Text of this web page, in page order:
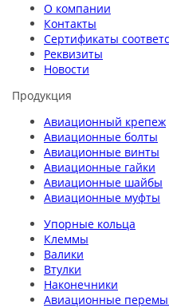
О компании
Контакты
Сертификаты
Реквизиты
Новости
Продукция
Авиационный крепеж
Авиационные болты
Авиационные винты
Авиационные гайки
Авиационные шайбы
Авиационные муфты
Упорные кольца
Клеммы
Валики
Втулки
Наконечники
Авиационные